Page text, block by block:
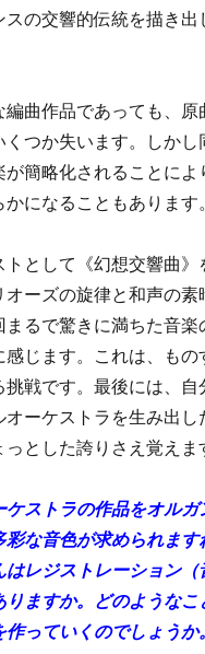
スの交響的伝統を描き出
編曲作品であっても、原
くつか失います。しかし
が簡略化されることによ
になることもあります
トとして《幻想交響曲》
オーズの旋律と和声の素
まるで驚きに満ちた音楽
感じます。これは、もの
挑戦です。最後には、自
オーケストラを生み出し
っとした誇りさえ覚えま
ストラの作品をオルガ
彩な音色が求められます
はレジストレーション（
りますか。どのようなこ
作っていくのでしょうか